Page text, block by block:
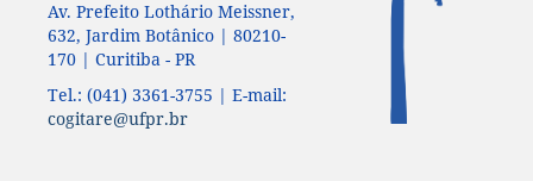
Av. Prefeito Lothário Meissner,
632, Jardim Botânico | 80210-
170 | Curitiba - PR
Tel.: (041) 3361-3755 | E-mail:
cogitare@ufpr.br